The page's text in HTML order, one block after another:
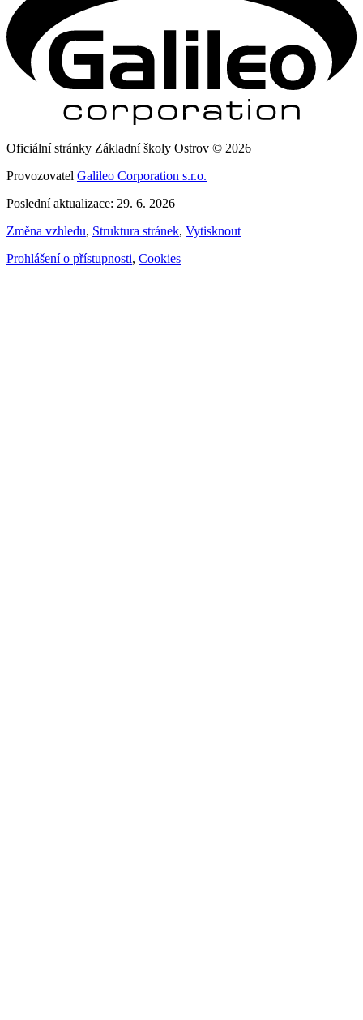
Oficiální stránky Základní školy Ostrov © 2026
Provozovatel Galileo Corporation s.r.o.
Poslední aktualizace: 29. 6. 2026
Změna vzhledu, Struktura stránek, Vytisknout
Prohlášení o přístupnosti, Cookies